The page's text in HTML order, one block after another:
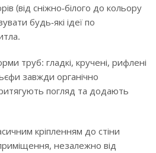
(від сніжно-білого до кольору
будь-які ідеї по
труб: гладкі, кручені, рифлені
завжди органічно
погляд та додають
кріпленням до стіни
незалежно від